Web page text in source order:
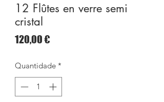
12 Flûtes en verre semi
cristal
120,00 €
Quantidade *